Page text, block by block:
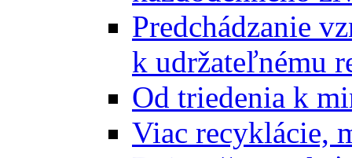
Predchádzanie
k udržateľnému
Od triedenia k
Viac recyklácie,